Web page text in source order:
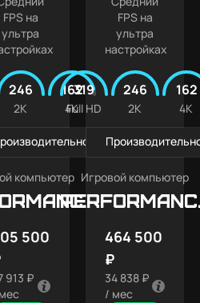
играх
FPS на
ультра
246
2K
162
4K
в играх
компьютер
500
913 ₽
FPS на
ультра
настройках
319
Full HD
246
2K
162
4K
Игровой компьютер
464 500
₽
34 838 ₽
/ мес